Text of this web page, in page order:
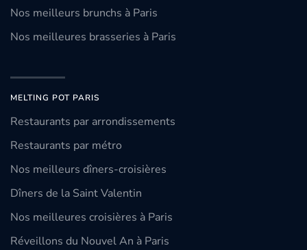
Nos meilleurs brunchs à Paris
Nos meilleures brasseries à Paris
MELTING POT PARIS
Restaurants par arrondissements
Restaurants par métro
Nos meilleurs dîners-croisières
Dîners de la Saint Valentin
Nos meilleures croisières à Paris
Réveillons du Nouvel An à Paris